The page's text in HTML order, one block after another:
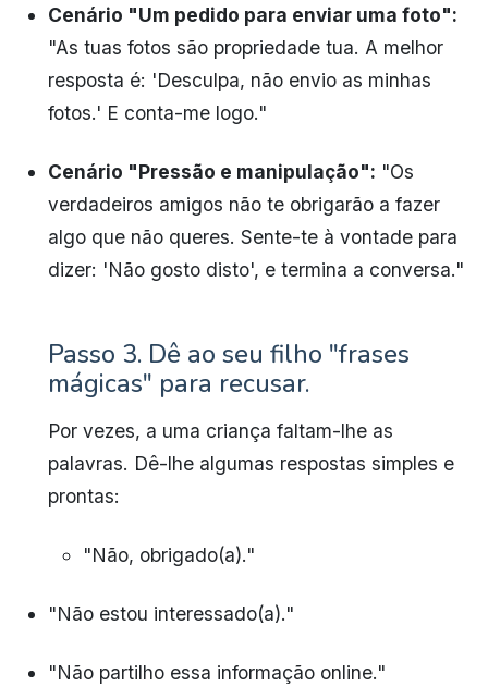
Cenário "Um pedido para enviar uma foto":
"As tuas fotos são propriedade tua. A melhor
resposta é: 'Desculpa, não envio as minhas
fotos.' E conta-me logo."
Cenário "Pressão e manipulação": "Os
verdadeiros amigos não te obrigarão a fazer
algo que não queres. Sente-te à vontade para
dizer: 'Não gosto disto', e termina a conversa."
Passo 3. Dê ao seu filho "frases
mágicas" para recusar.
Por vezes, a uma criança faltam-lhe as
palavras. Dê-lhe algumas respostas simples e
prontas:
"Não, obrigado(a)."
"Não estou interessado(a)."
"Não partilho essa informação online."